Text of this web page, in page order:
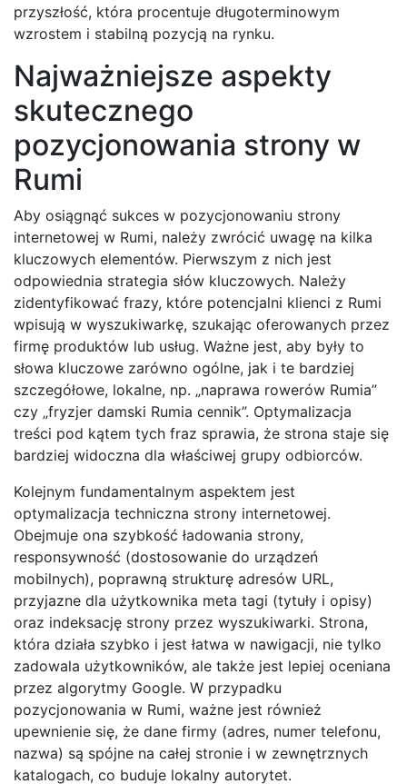
przyszłość, która procentuje długoterminowym
wzrostem i stabilną pozycją na rynku.
Najważniejsze aspekty
skutecznego
pozycjonowania strony w
Rumi
Aby osiągnąć sukces w pozycjonowaniu strony
internetowej w Rumi, należy zwrócić uwagę na kilka
kluczowych elementów. Pierwszym z nich jest
odpowiednia strategia słów kluczowych. Należy
zidentyfikować frazy, które potencjalni klienci z Rumi
wpisują w wyszukiwarkę, szukając oferowanych przez
firmę produktów lub usług. Ważne jest, aby były to
słowa kluczowe zarówno ogólne, jak i te bardziej
szczegółowe, lokalne, np. „naprawa rowerów Rumia”
czy „fryzjer damski Rumia cennik”. Optymalizacja
treści pod kątem tych fraz sprawia, że strona staje się
bardziej widoczna dla właściwej grupy odbiorców.
Kolejnym fundamentalnym aspektem jest
optymalizacja techniczna strony internetowej.
Obejmuje ona szybkość ładowania strony,
responsywność (dostosowanie do urządzeń
mobilnych), poprawną strukturę adresów URL,
przyjazne dla użytkownika meta tagi (tytuły i opisy)
oraz indeksację strony przez wyszukiwarki. Strona,
która działa szybko i jest łatwa w nawigacji, nie tylko
zadowala użytkowników, ale także jest lepiej oceniana
przez algorytmy Google. W przypadku
pozycjonowania w Rumi, ważne jest również
upewnienie się, że dane firmy (adres, numer telefonu,
nazwa) są spójne na całej stronie i w zewnętrznych
katalogach, co buduje lokalny autorytet.